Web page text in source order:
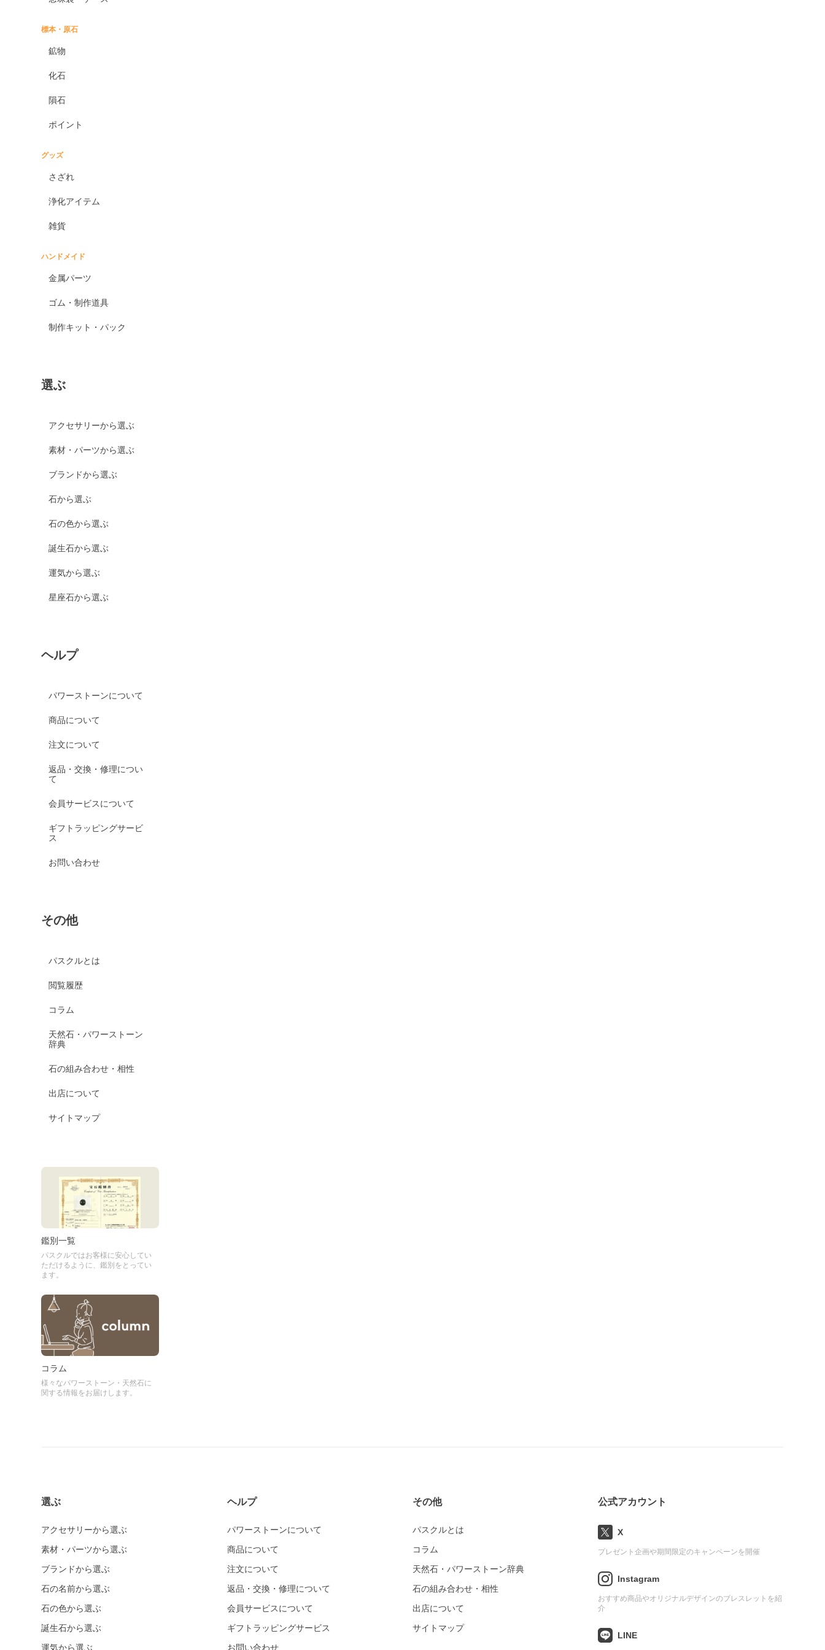
標本・原石
鉱物
化石
隕石
ポイント
グッズ
さざれ
浄化アイテム
雑貨
ハンドメイド
金属パーツ
ゴム・制作道具
制作キット・パック
選ぶ
アクセサリーから選ぶ
素材・パーツから選ぶ
ブランドから選ぶ
石から選ぶ
石の色から選ぶ
誕生石から選ぶ
運気から選ぶ
星座石から選ぶ
ヘルプ
パワーストーンについて
商品について
注文について
返品・交換・修理につい
て
会員サービスについて
ギフトラッピングサービ
ス
お問い合わせ
その他
パスクルとは
閲覧履歴
コラム
天然石・パワーストーン
辞典
石の組み合わせ・相性
出店について
サイトマップ
鑑別一覧
パスクルではお客様に安心してい
ただけるように、鑑別をとってい
ます。
コラム
様々なパワーストーン・天然石に
関する情報をお届けします。
選ぶ
アクセサリーから選ぶ
素材・パーツから選ぶ
ブランドから選ぶ
石の名前から選ぶ
石の色から選ぶ
誕生石から選ぶ
運気から選ぶ
ヘルプ
パワーストーンについて
商品について
注文について
返品・交換・修理について
会員サービスについて
ギフトラッピングサービス
お問い合わせ
その他
パスクルとは
コラム
天然石・パワーストーン辞典
石の組み合わせ・相性
出店について
サイトマップ
公式アカウント
X
プレゼント企画や期間限定のキャンペーンを開催
Instagram
おすすめ商品やオリジナルデザインのブレスレットを紹
介
LINE